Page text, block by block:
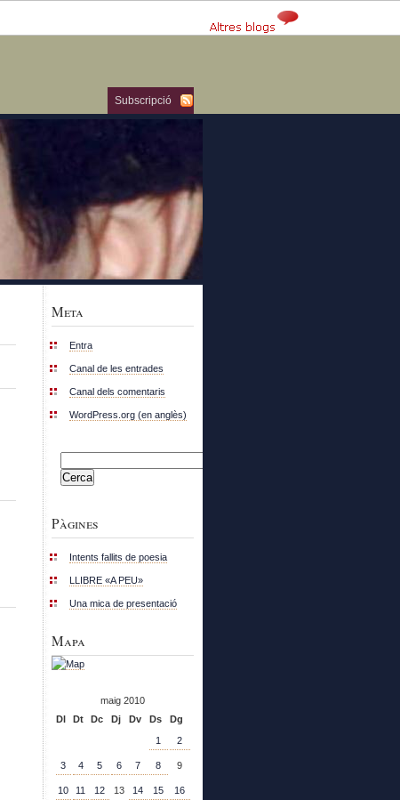
Subscripció
Meta
Entra
Canal de les entrades
Canal dels comentaris
WordPress.org (en anglès)
Pàgines
Intents fallits de poesia
LLIBRE «A PEU»
Una mica de presentació
Mapa
maig 2010
Dl
Dt Dc Dj Dv Ds
Dg
1
2
3 4 5 6 7 8 9
10 11 12 13 14 15 16